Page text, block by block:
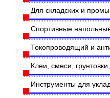
Для складских и
Спортивные
Токопроводящий и
Клеи, смеси,
Инструменты для